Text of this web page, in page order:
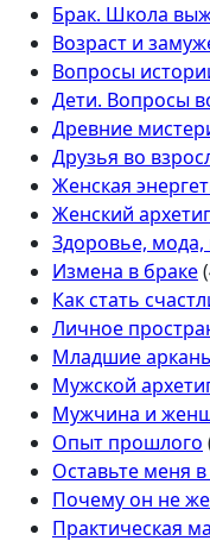
Брак. Школа
Возраст и
Вопросы
Дети. Вопросы
Древние
Друзья во
Женская
Женский
Здоровье, мода,
Измена в браке
Как стать
Личное
Младшие
Мужской
Мужчина и
Опыт прошлого
Оставьте меня
Почему он не
Практическая